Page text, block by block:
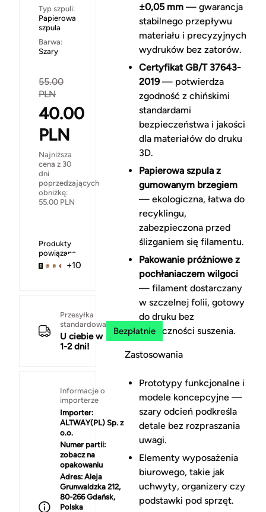
Typ szpuli:
Papierowa
szpula
Barwa:
Szary
55.00
PLN
40.00
PLN
Najniższa
cena z 30
dni
poprzedzających
obniżkę:
55.00 PLN
Produkty
powiązane
+10
Przesyłka
standardowa
U ciebie w
1-2 dni!
Bezpłatnie
Informacje o
importerze
Importer:
ALTWAY(PL) Sp. z
o.o.
Numer partii:
zobacz na
opakowaniu
Adres: Aleja
Grunwaldzka 212,
80-266 Gdańsk,
Polska
±0,05 mm— gwarancja
stabilnego przepływu
materiału i precyzyjnych
wydruków bez zatorów.
Certyfikat GB/T 37643-
2019— potwierdza
zgodność z chińskimi
standardami
bezpieczeństwa i jakości
dla materiałów do druku
3D.
Papierowa szpula z
gumowanym brzegiem
— ekologiczna, łatwa do
recyklingu,
zabezpieczona przed
ślizganiem się filamentu.
Pakowanie próżniowe z
pochłaniaczem wilgoci
— filament dostarczany
w szczelnej folii, gotowy
do druku bez
konieczności suszenia.
Zastosowania
Prototypy funkcjonalne i
modele koncepcyjne —
szary odcień podkreśla
detale bez rozpraszania
uwagi.
Elementy wyposażenia
biurowego, takie jak
uchwyty, organizery czy
podstawki pod sprzęt.